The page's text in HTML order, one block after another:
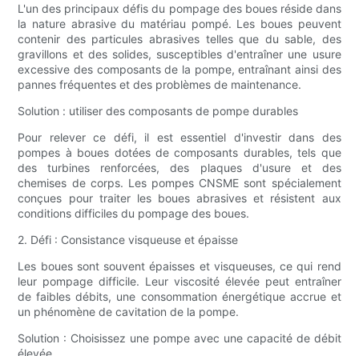
L'un des principaux défis du pompage des boues réside dans
la nature abrasive du matériau pompé. Les boues peuvent
contenir des particules abrasives telles que du sable, des
gravillons et des solides, susceptibles d'entraîner une usure
excessive des composants de la pompe, entraînant ainsi des
pannes fréquentes et des problèmes de maintenance.
Solution : utiliser des composants de pompe durables
Pour relever ce défi, il est essentiel d'investir dans des
pompes à boues dotées de composants durables, tels que
des turbines renforcées, des plaques d'usure et des
chemises de corps. Les pompes CNSME sont spécialement
conçues pour traiter les boues abrasives et résistent aux
conditions difficiles du pompage des boues.
2. Défi : Consistance visqueuse et épaisse
Les boues sont souvent épaisses et visqueuses, ce qui rend
leur pompage difficile. Leur viscosité élevée peut entraîner
de faibles débits, une consommation énergétique accrue et
un phénomène de cavitation de la pompe.
Solution : Choisissez une pompe avec une capacité de débit
élevée